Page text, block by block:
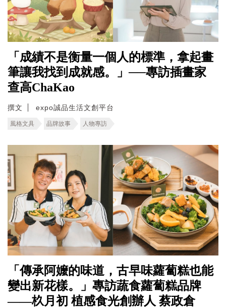
「成績不是衡量一個人的標準，拿起畫
筆讓我找到成就感。」──專訪插畫家
查高ChaKao
撰文 expo誠品生活文創平台
風格文具 品牌故事 人物專訪
「傳承阿嬤的味道，古早味蘿蔔糕也能
變出新花樣。」專訪蔬食蘿蔔糕品牌
——杦月初 植感食光創辦人 蔡政倉